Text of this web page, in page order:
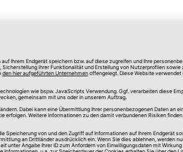
Mehrwertsteuer, zzgl.